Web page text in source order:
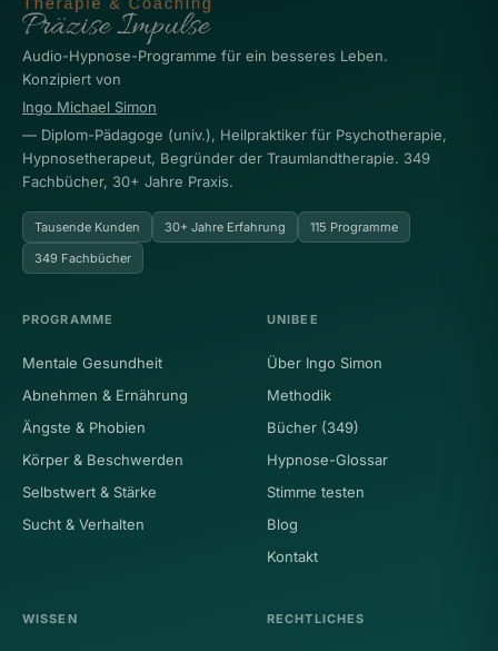
Audio-Hypnose-Programme für ein besseres Leben.
Konzipiert von
Ingo Michael Simon
— Diplom-Pädagoge (univ.), Heilpraktiker für Psychotherapie,
Hypnosetherapeut, Begründer der Traumlandtherapie. 349
Fachbücher, 30+ Jahre Praxis.
Tausende Kunden 30+ Jahre Erfahrung
115 Programme
349 Fachbücher
PROGRAMME
Mentale Gesundheit
Abnehmen & Ernährung
Ängste & Phobien
Körper & Beschwerden
Selbstwert & Stärke
Sucht & Verhalten
UNIBEE
Über Ingo Simon
Methodik
Bücher (349)
Hypnose-Glossar
Stimme testen
Blog
Kontakt
WISSEN RECHTLICHES